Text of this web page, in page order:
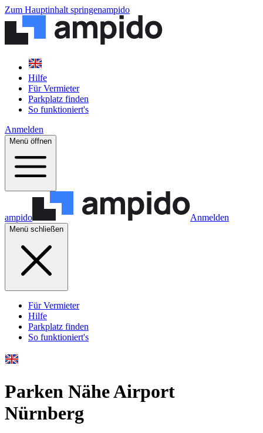
Zum Hauptinhalt springenampido
Hilfe
Für Vermieter
Parkplatz finden
So funktioniert's
Anmelden
Menü öffnen
ampido Anmelden
Menü schließen
Für Vermieter
Hilfe
Parkplatz finden
So funktioniert's
Parken Nähe Airport
Nürnberg